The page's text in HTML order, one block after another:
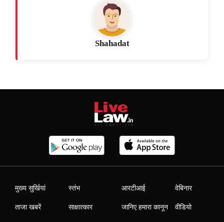
Shahadat
मुख्य सुर्खियां
ताजा खबरें
स्तंभ
साक्षात्कार
आरटीआई
जानिए हमारा कानून
वेबिनार
वीडियो